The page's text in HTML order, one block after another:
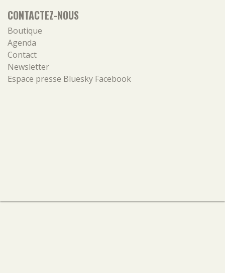
CONTACTEZ-NOUS
Boutique
Agenda
Contact
Newsletter
Espace presse Bluesky Facebook